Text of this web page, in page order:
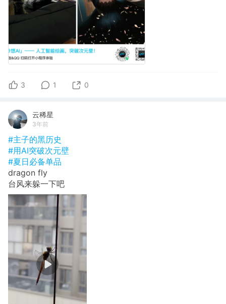
3 1 0
云稀星
3年前
#主子的黑历史
#用AI突破次元壁
#夏日必备单品
dragon fly
台风来躲一下吧